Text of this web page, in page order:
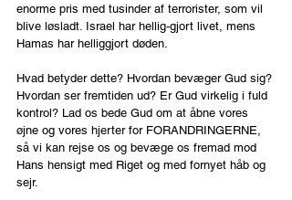
enorme pris med tusinder af terrorister, som vil
blive løsladt. Israel har hellig-gjort livet, mens
Hamas har helliggjort døden.
Hvad betyder dette? Hvordan bevæger Gud sig?
Hvordan ser fremtiden ud? Er Gud virkelig i fuld
kontrol? Lad os bede Gud om at åbne vores
øjne og vores hjerter for FORANDRINGERNE,
så vi kan rejse os og bevæge os fremad mod
Hans hensigt med Riget og med fornyet håb og
sejr.